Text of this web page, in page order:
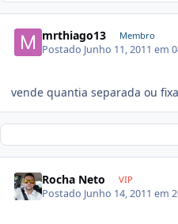
mrthiago13 Membro
Postado Junho 11, 2011 em
vende quantia separada ou
Rocha Neto VIP
Postado Junho 14, 2011 em